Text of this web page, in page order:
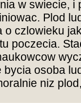
w swiecie, i
Plod
o czlowieku
poczecia.
bycia osoba
niz